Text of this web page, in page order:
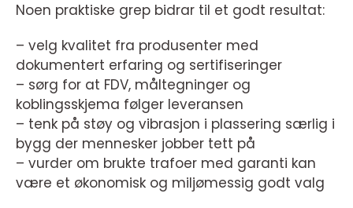
Noen praktiske grep bidrar til et godt resultat:
– velg kvalitet fra produsenter med
dokumentert erfaring og sertifiseringer
– sørg for at FDV, måltegninger og
koblingsskjema følger leveransen
– tenk på støy og vibrasjon i plassering særlig i
bygg der mennesker jobber tett på
– vurder om brukte trafoer med garanti kan
være et økonomisk og miljømessig godt valg